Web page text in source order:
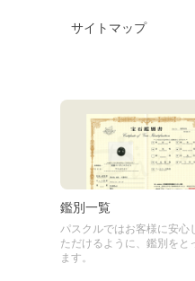
サイトマップ
鑑別一覧
パスクルではお客様に安心
ただけるように、鑑別をと
ます。